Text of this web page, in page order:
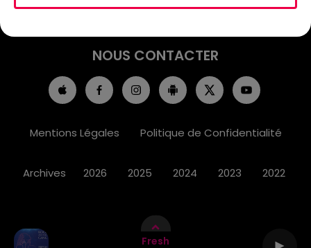
Fresh
NOUS CONTACTER
Mentions Légales Politique de Confidentialité
Archives 2026 2025 2024 2023 2022